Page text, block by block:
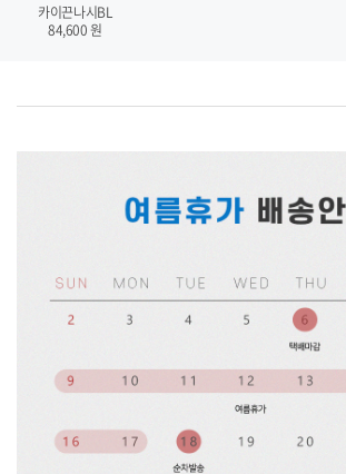
카이끈나시BL
84,600원